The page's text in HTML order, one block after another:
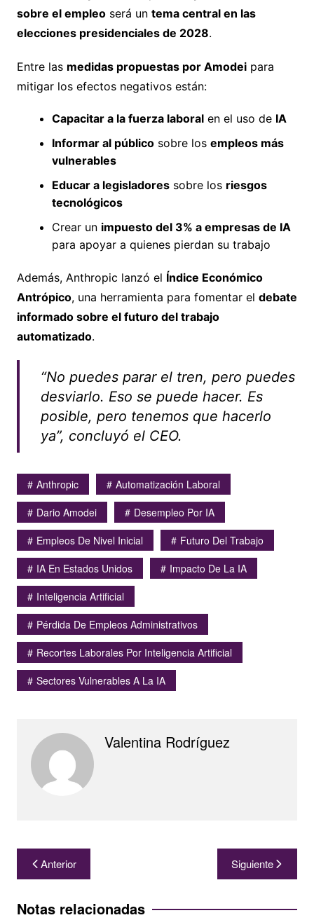
sobre el empleoserá un tema central en las
elecciones presidenciales de 2028.
Entre las medidas propuestas por Amodeipara
mitigar los efectos negativos están:
Capacitar a la fuerza laboralen el uso de IA
Informar al públicosobre los empleos más
vulnerables
Educar a legisladoressobre los riesgos
tecnológicos
Crear un impuesto del 3% a empresas de IA
para apoyar a quienes pierdan su trabajo
Además, Anthropic lanzó el Índice Económico
Antrópico, una herramienta para fomentar el debate
informado sobre el futuro del trabajo
automatizado.
“No puedes parar el tren, pero puedes
desviarlo. Eso se puede hacer. Es
posible, pero tenemos que hacerlo
ya”, concluyó el CEO.
Anthropic
Automatización Laboral
Dario Amodei
Desempleo Por IA
Empleos De Nivel Inicial
Futuro Del Trabajo
IA En Estados Unidos
Impacto De La IA
Inteligencia Artificial
Pérdida De Empleos Administrativos
Recortes Laborales Por Inteligencia Artificial
Sectores Vulnerables A La IA
Valentina Rodríguez
Navegación
de
entradas
Anterior Siguiente
Notas relacionadas